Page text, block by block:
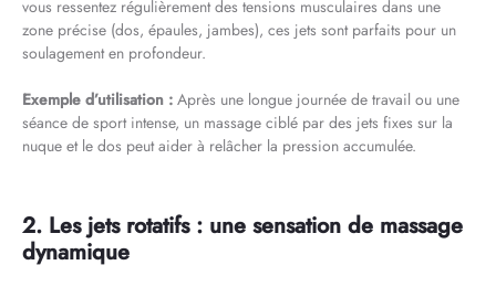
vous ressentez régulièrement des tensions musculaires dans une
zone précise (dos, épaules, jambes), ces jets sont parfaits pour un
soulagement en profondeur.
Exemple d’utilisation : Après une longue journée de travail ou une
séance de sport intense, un massage ciblé par des jets fixes sur la
nuque et le dos peut aider à relâcher la pression accumulée.
2. Les jets rotatifs : une sensation de massage
dynamique